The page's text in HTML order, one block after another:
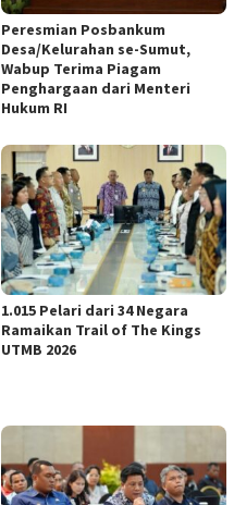
Peresmian Posbankum
Desa/Kelurahan se-Sumut,
Wabup Terima Piagam
Penghargaan dari Menteri
Hukum RI
1.015 Pelari dari 34 Negara
Ramaikan Trail of The Kings
UTMB 2026